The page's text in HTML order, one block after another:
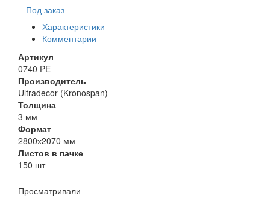
Под заказ
Характеристики
Комментарии
Артикул
0740 PE
Производитель
Ultradecor (Kronospan)
Толщина
3 мм
Формат
2800х2070 мм
Листов в пачке
150 шт
Просматривали